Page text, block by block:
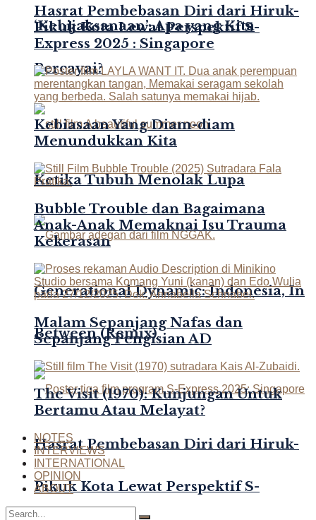
‘Kebijaksanaan’: Apa yang Kita
Percayai?
Ketika Tubuh Menolak Lupa
Generational Dynamic: Indonesia, In
Between (Remix)
Hasrat Pembebasan Diri dari Hiruk-
Pikuk Kota Lewat Perspektif S-
Hasrat Pembebasan Diri dari Hiruk-
Pikuk Kota Lewat Perspektif S-
Express 2025 : Singapore
Kebiasaan Yang Diam-diam
Menundukkan Kita
Bubble Trouble dan Bagaimana
Anak-Anak Memaknai Isu Trauma
Kekerasan
Malam Sepanjang Nafas dan
Sepanjang Pengisian AD
The Visit (1970): Kunjungan Untuk
Bertamu Atau Melayat?
NOTES
INTERVIEWS
INTERNATIONAL
OPINION
ABOUT